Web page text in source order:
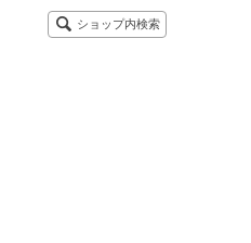
ショップ内検索